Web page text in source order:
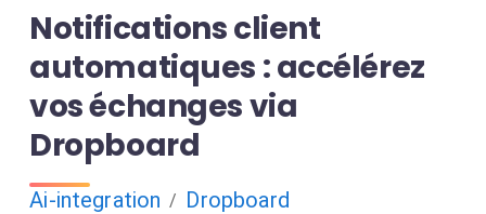
Notifications client
automatiques : accélérez
vos échanges via
Dropboard
Ai-integration / Dropboard